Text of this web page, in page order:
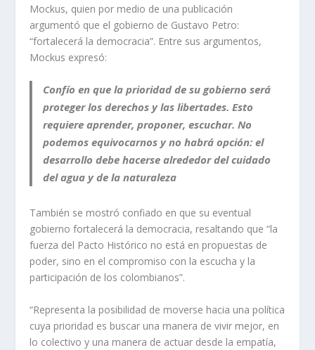
Mockus, quien por medio de una publicación
argumentó que el gobierno de Gustavo Petro:
“fortalecerá la democracia”. Entre sus argumentos,
Mockus expresó:
Confío en que la prioridad de su gobierno será
proteger los derechos y las libertades. Esto
requiere aprender, proponer, escuchar. No
podemos equivocarnos y no habrá opción: el
desarrollo debe hacerse alrededor del cuidado
del agua y de la naturaleza
También se mostró confiado en que su eventual
gobierno fortalecerá la democracia, resaltando que “la
fuerza del Pacto Histórico no está en propuestas de
poder, sino en el compromiso con la escucha y la
participación de los colombianos”.
“Representa la posibilidad de moverse hacia una política
cuya prioridad es buscar una manera de vivir mejor, en
lo colectivo y una manera de actuar desde la empatía,